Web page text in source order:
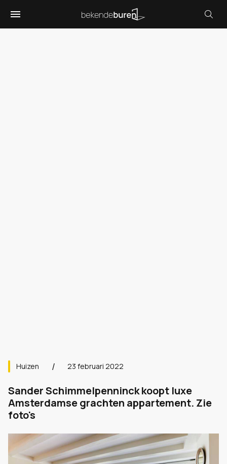
Huizen 23 februari 2022
Sander Schimmelpenninck koopt luxe
Amsterdamse grachten appartement. Zie
foto's